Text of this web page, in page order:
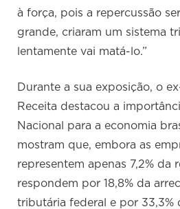
à força, pois a repercussão
grande, criaram um sistema
lentamente vai matá-lo.”
Durante a sua exposição, o
Receita destacou a
Nacional para a economia
mostram que, embora as
representem apenas 7,2% da
respondem por 18,8% da
tributária federal e por 33,3%